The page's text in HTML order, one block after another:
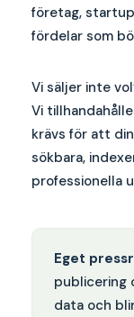
företag,
fördelar som
Vi säljer inte
Vi
krävs för att
sökbara,
professionella
Eget
publicering
data och